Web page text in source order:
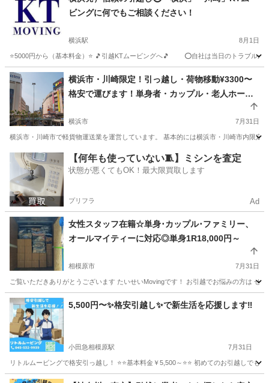
ビングに何でもご相談ください！
横浜駅 8月1日
⭐️5000円から（基本料金）⭐️ 🎵引越KTムービングへ🎵 ⭕️自社は当日のトラブル
神奈川 横浜市 横浜駅 引っ越し お客様
横浜市・川崎限定！引っ越し・荷物移動¥3300〜
格安で運びます！単身者・カップル・老人ホーム
横浜市 7月31日
横浜市・川崎市で軽貨物運送業を運営しています。 基本的には横浜市・川崎市内限
神奈川 横浜市 引っ越し 神奈川 川崎市 引っ越し
格安
【何年も使っていない🧵】ミシンを査定
状態が悪くてもOK！最大限買取します
プリフラ Ad
女性スタッフ在籍☆単身･カップル･ファミリー、
オールマイティーに対応◎単身1R18,000円～
相模原市 7月31日
ご覧いただきありがとうございます たいせいMovingです！ お引越でお悩みの方は
神奈川 相模原市 引っ越し 東京 町田市 引っ越し
無料
5,500円〜✨格安引越し✨で新生活を応援します‼️
小田急相模原駅 7月31日
リトルムービングで格安引っ越し！ ⭐️⭐️基本料金￥5,500～⭐️⭐️ 初めてのお引越しで
神奈川 相模原市 小田急相模原駅 引っ越し 無料